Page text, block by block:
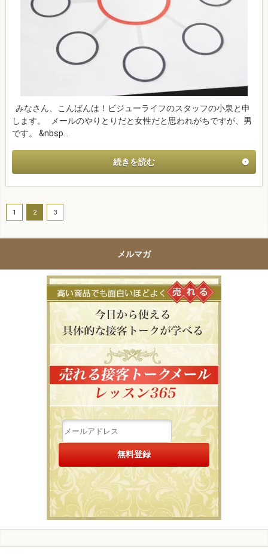
みなさん、こんばんは！ビジューライフのスタッフの小泉と申
します。 メールのやりとりだと女性だと思われがちですが、男
です。 &nbsp…
続きを読む
1 2 3
メルマガ